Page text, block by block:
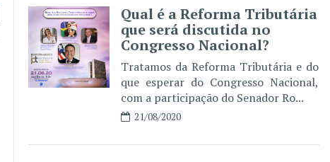
Qual é a Reforma Tributária
que será discutida no
Congresso Nacional?
Tratamos da Reforma Tributária e do
que esperar do Congresso Nacional,
com a participação do Senador Ro...
21/08/2020